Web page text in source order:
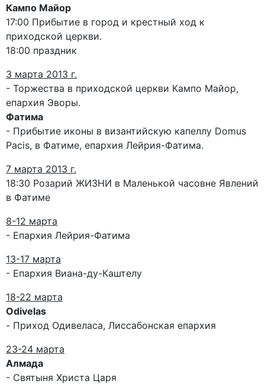
Кампо Майор
17:00 Прибытие в город и крестный ход к
приходской церкви.
18:00 праздник
3 марта 2013 г.
- Торжества в приходской церкви Кампо Майор,
епархия Эворы.
Фатима
- Прибытие иконы в византийскую капеллу Domus
Pacis, в Фатиме, епархия Лейрия-Фатима.
7 марта 2013 г.
18:30 Розарий ЖИЗНИ в Маленькой часовне Явлений
в Фатиме
8-12 марта
- Епархия Лейрия-Фатима
13-17 марта
- Епархия Виана-ду-Каштелу
18-22 марта
Odivelas
- Приход Одивеласа, Лиссабонская епархия
23-24 марта
Алмада
- Святыня Христа Царя